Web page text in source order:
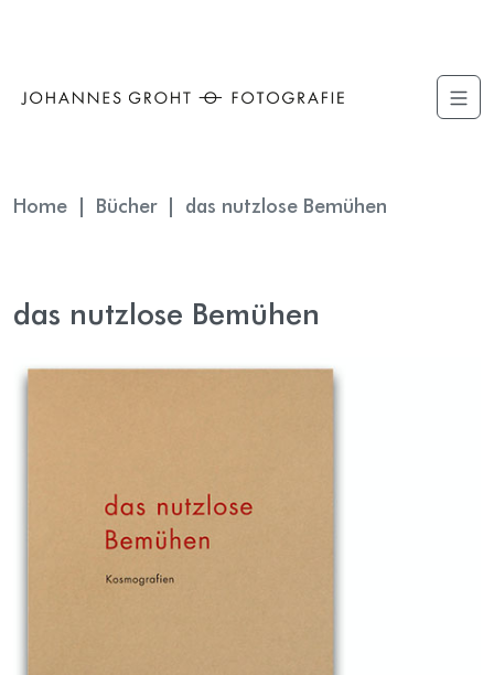
Home Bücher das nutzlose Bemühen
das nutzlose Bemühen